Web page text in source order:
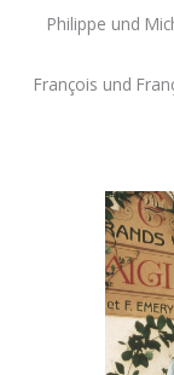
Philippe und
François und